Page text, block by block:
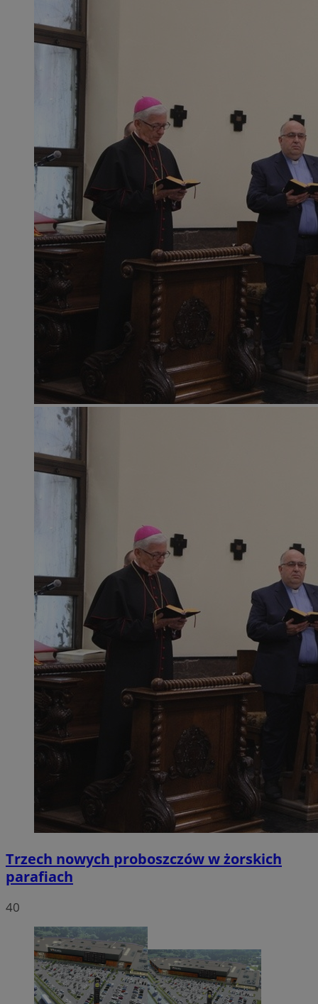
Trzech nowych proboszczów w żorskich
parafiach
40